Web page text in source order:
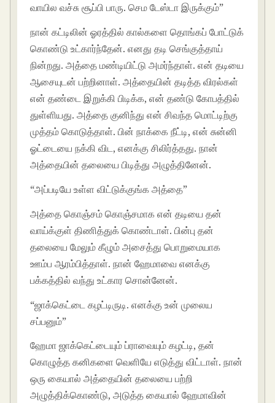
வாயில வச்சு சூப்பி பாரு. செம டேஸ்டா இருக்கும்”
நான் கட்டிலின் ஓரத்தில் கால்களை தொங்கப் போட்டுக்
கொண்டு உட்கார்ந்தேன். எனது தடி செங்குத்தாய்
நின்றது. அத்தை மண்டியிட்டு அமர்ந்தாள். என் தடியை
ஆசையுடன் பற்றினாள். அத்தையின் தடித்த விரல்கள்
என் தண்டை இறுக்கி பிடிக்க, என் தண்டு கோபத்தில்
துள்ளியது. அத்தை குனிந்து என் சிவந்த மொட்டிற்கு
முத்தம் கொடுத்தாள். பின் நாக்கை நீட்டி, என் சுன்னி
ஓட்டையை நக்கி விட, எனக்கு சிலிர்த்தது. நான்
அத்தையின் தலையை பிடித்து அழுத்தினேன்.
“அப்படியே உள்ள விட்டுக்குங்க அத்தை”
அத்தை கொஞ்சம் கொஞ்சமாக என் தடியை தன்
வாய்க்குள் திணித்துக் கொண்டாள். பின்பு தன்
தலையை மேலும் கீழும் அசைத்து பொறுமையாக
ஊம்ப ஆரம்பித்தாள். நான் ஹேமாவை எனக்கு
பக்கத்தில் வந்து உட்கார சொன்னேன்.
“ஜாக்கெட்டை கழட்டிருடி. எனக்கு உன் முலைய
சப்பனும்”
ஹேமா ஜாக்கெட்டையும் ப்ராவையும் கழட்டி, தன்
கொழுத்த கனிகளை வெளியே எடுத்து விட்டாள். நான்
ஒரு கையால் அத்தையின் தலையை பற்றி
அழுத்திக்கொண்டு, அடுத்த கையால் ஹேமாவின்